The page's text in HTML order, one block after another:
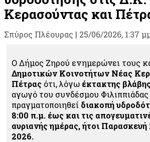
Κερασούντας και
Σπύρος Πλέουρας | 25/06/2026, 1:37
Ο Δήμος Ζηρού ενημερώνει τους
Δημοτικών Κοινοτήτων Νέας
Πέτρας ότι, λόγω έκτακτης
αγωγό του συνδέσμου
πραγματοποιηθεί διακοπή
8:00 π.μ. έως και τις
αυριανής ημέρας, ήτοι Παρασκευή
2026.